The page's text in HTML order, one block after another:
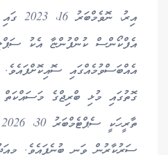
އިރު،
އެފްކޯންސް ކުންފުންޏާ އެކު
އެއްބަސްވުމެއްގައި
ގޮތުގައި މުޅި ބްރިޖްގެ
ސަރުކާރުން ވަނީ ބުނެފައެވެ.